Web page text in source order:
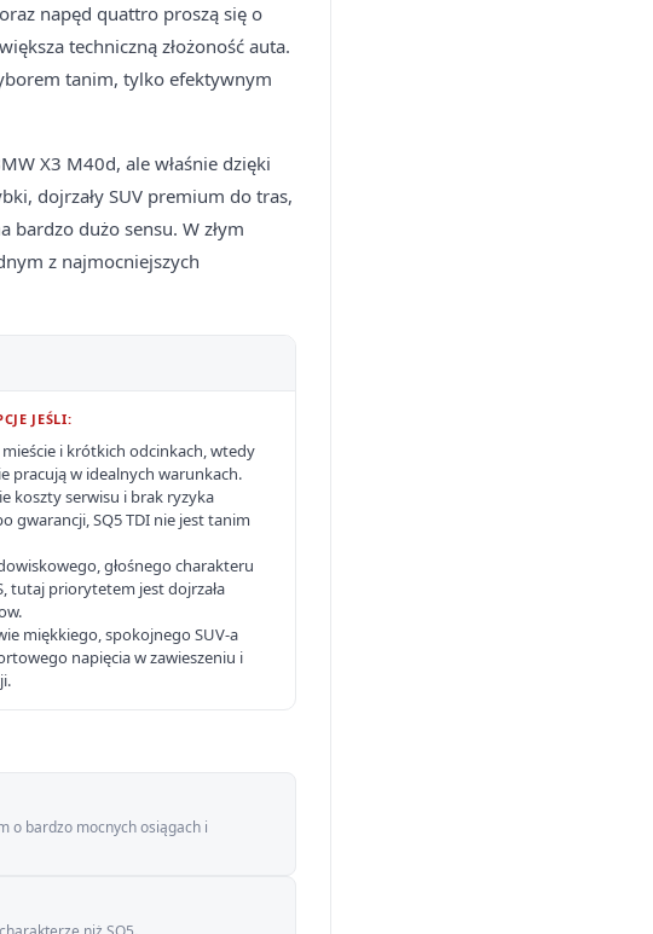
napęd quattro proszą się o
techniczną złożoność auta.
tanim, tylko efektywnym
X3 M40d, ale właśnie dzięki
dojrzały SUV premium do tras,
bardzo dużo sensu. W złym
z najmocniejszych
JEŚLI:
mieście i krótkich odcinkach, wtedy
pracują w idealnych warunkach.
koszty serwisu i brak ryzyka
gwarancji, SQ5 TDI nie jest tanim
głośnego charakteru
tutaj priorytetem jest dojrzała
miękkiego, spokojnego SUV-a
napięcia w zawieszeniu i
o bardzo mocnych osiągach i